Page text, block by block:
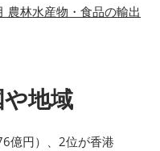
農林⽔産物・⾷品の輸出
地域
億円）、2位が香港